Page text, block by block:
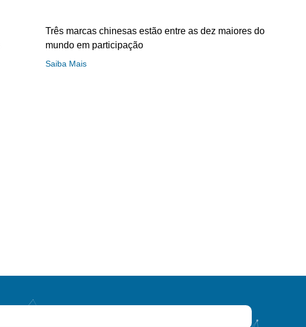
Três marcas chinesas estão entre as dez maiores do
mundo em participação
Saiba Mais